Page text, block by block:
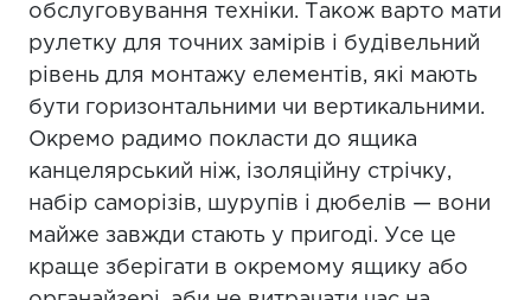
обслуговування техніки. Також варто мати
рулетку для точних замірів і будівельний
рівень для монтажу елементів, які мають
бути горизонтальними чи вертикальними.
Окремо радимо покласти до ящика
канцелярський ніж, ізоляційну стрічку,
набір саморізів, шурупів і дюбелів — вони
майже завжди стають у пригоді. Усе це
краще зберігати в окремому ящику або